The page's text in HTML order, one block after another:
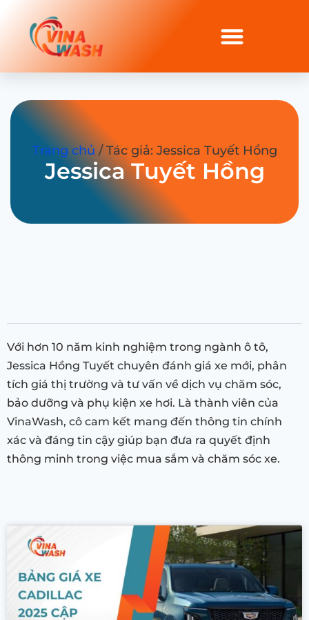
Trang chủ/ Tác giả: Jessica Tuyết Hồng
Jessica Tuyết Hồng
Với hơn 10 năm kinh nghiệm trong ngành ô tô,
Jessica Hồng Tuyết chuyên đánh giá xe mới, phân
tích giá thị trường và tư vấn về dịch vụ chăm sóc,
bảo dưỡng và phụ kiện xe hơi. Là thành viên của
VinaWash, cô cam kết mang đến thông tin chính
xác và đáng tin cậy giúp bạn đưa ra quyết định
thông minh trong việc mua sắm và chăm sóc xe.